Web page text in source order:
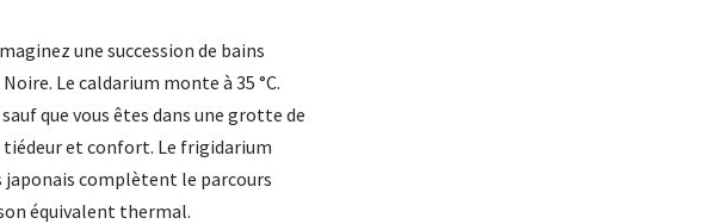
une succession de bains
Le caldarium monte à 35 °C.
que vous êtes dans une grotte de
tiédeur et confort. Le frigidarium
japonais complètent le parcours
équivalent thermal.